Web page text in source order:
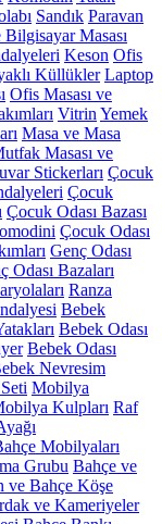
Sandık Paravan
Bilgisayar Masası
Keson Ofis
Küllükler Laptop
Ofis Masası ve
Vitrin Yemek
Masa ve Masa
Masası ve
Stickerları Çocuk
Çocuk
Çocuk Odası Bazası
Çocuk Odası
Genç Odası
Odası Bazaları
Ranza
Bebek
Bebek Odası
Bebek Odası
Nevresim
Mobilya
Kulpları Raf
Mobilyaları
Grubu Bahçe ve
ve Bahçe Köşe
ve Kameriyeler